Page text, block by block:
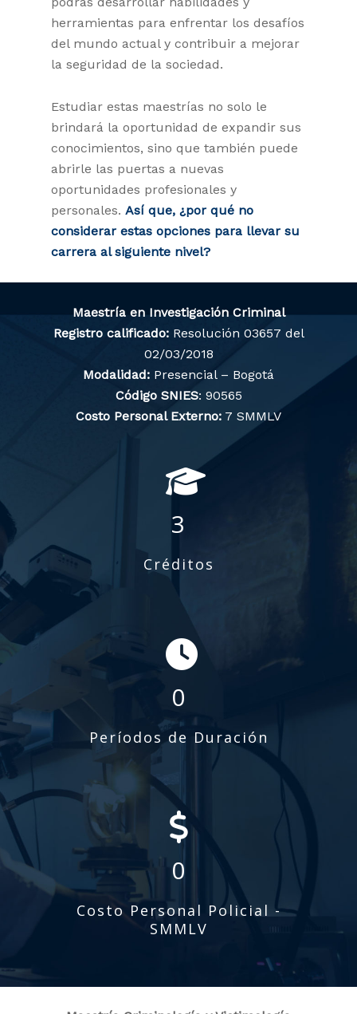
herramientas para enfrentar los desafíos
del mundo actual y contribuir a mejorar
la seguridad de la sociedad.
Estudiar estas maestrías no solo le
brindará la oportunidad de expandir sus
conocimientos, sino que también puede
abrirle las puertas a nuevas
oportunidades profesionales y
personales. Así que, ¿por qué no
considerar estas opciones para llevar su
carrera al siguiente nivel?
Maestría en Investigación Criminal
Registro calificado:Resolución 03657 del
02/03/2018
Modalidad: Presencial – Bogotá
Código SNIES: 90565
Costo Personal Externo: 7 SMMLV
3
Créditos
0
Períodos de Duración
0
Costo Personal Policial -
SMMLV